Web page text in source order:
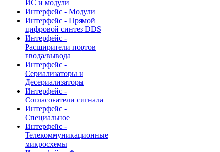
ИС и модули
Интерфейс - Модули
Интерфейс - Прямой
цифровой синтез DDS
Интерфейс -
Расширители портов
ввода/вывода
Интерфейс -
Сериализаторы и
Десериализаторы
Интерфейс -
Согласователи сигнала
Интерфейс -
Специальное
Интерфейс -
Телекоммуникационные
микросхемы